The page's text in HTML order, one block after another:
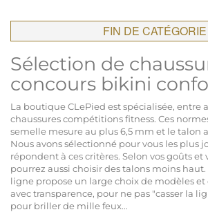
FIN DE CATÉGORIE
Sélection de
concours bikini
La boutique CLePied est spécialisée, entre
chaussures compétitions fitness. Ces
semelle mesure au plus 6,5 mm et le talon
Nous avons sélectionné pour vous les plus
répondent à ces critères. Selon vos goûts et
pourrez aussi choisir des talons moins
ligne propose un large choix de modèles et
avec transparence, pour ne pas "casser la
pour briller de mille feux...